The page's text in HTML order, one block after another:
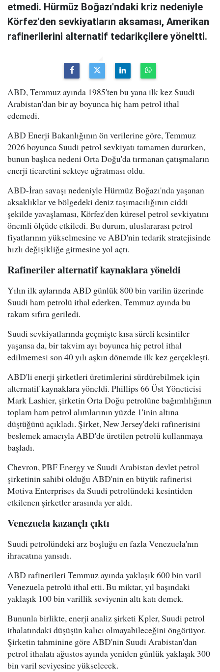
etmedi. Hürmüz Boğazı'ndaki kriz nedeniyle
Körfez'den sevkiyatların aksaması, Amerikan
rafinerilerini alternatif tedarikçilere yöneltti.
ABD, Temmuz ayında 1985'ten bu yana ilk kez Suudi
Arabistan'dan bir ay boyunca hiç ham petrol ithal
edemedi.
ABD Enerji Bakanlığının ön verilerine göre, Temmuz
2026 boyunca Suudi petrol sevkiyatı tamamen dururken,
bunun başlıca nedeni Orta Doğu'da tırmanan çatışmaların
enerji ticaretini sekteye uğratması oldu.
ABD-İran savaşı nedeniyle Hürmüz Boğazı'nda yaşanan
aksaklıklar ve bölgedeki deniz taşımacılığının ciddi
şekilde yavaşlaması, Körfez'den küresel petrol sevkiyatını
önemli ölçüde etkiledi. Bu durum, uluslararası petrol
fiyatlarının yükselmesine ve ABD'nin tedarik stratejisinde
hızlı değişikliğe gitmesine yol açtı.
Rafineriler alternatif kaynaklara yöneldi
Yılın ilk aylarında ABD günlük 800 bin varilin üzerinde
Suudi ham petrolü ithal ederken, Temmuz ayında bu
rakam sıfıra geriledi.
Suudi sevkiyatlarında geçmişte kısa süreli kesintiler
yaşansa da, bir takvim ayı boyunca hiç petrol ithal
edilmemesi son 40 yılı aşkın dönemde ilk kez gerçekleşti.
ABD'li enerji şirketleri üretimlerini sürdürebilmek için
alternatif kaynaklara yöneldi. Phillips 66 Üst Yöneticisi
Mark Lashier, şirketin Orta Doğu petrolüne bağımlılığının
toplam ham petrol alımlarının yüzde 1'inin altına
düştüğünü açıkladı. Şirket, New Jersey'deki rafinerisini
beslemek amacıyla ABD'de üretilen petrolü kullanmaya
başladı.
Chevron, PBF Energy ve Suudi Arabistan devlet petrol
şirketinin sahibi olduğu ABD'nin en büyük rafinerisi
Motiva Enterprises da Suudi petrolündeki kesintiden
etkilenen şirketler arasında yer aldı.
Venezuela kazançlı çıktı
Suudi petrolündeki arz boşluğu en fazla Venezuela'nın
ihracatına yansıdı.
ABD rafinerileri Temmuz ayında yaklaşık 600 bin varil
Venezuela petrolü ithal etti. Bu miktar, yıl başındaki
yaklaşık 100 bin varillik seviyenin altı katı demek.
Bununla birlikte, enerji analiz şirketi Kpler, Suudi petrol
ithalatındaki düşüşün kalıcı olmayabileceğini öngörüyor.
Şirketin tahminine göre ABD'nin Suudi Arabistan'dan
petrol ithalatı ağustos ayında yeniden günlük yaklaşık 300
bin varil seviyesine yükselecek.